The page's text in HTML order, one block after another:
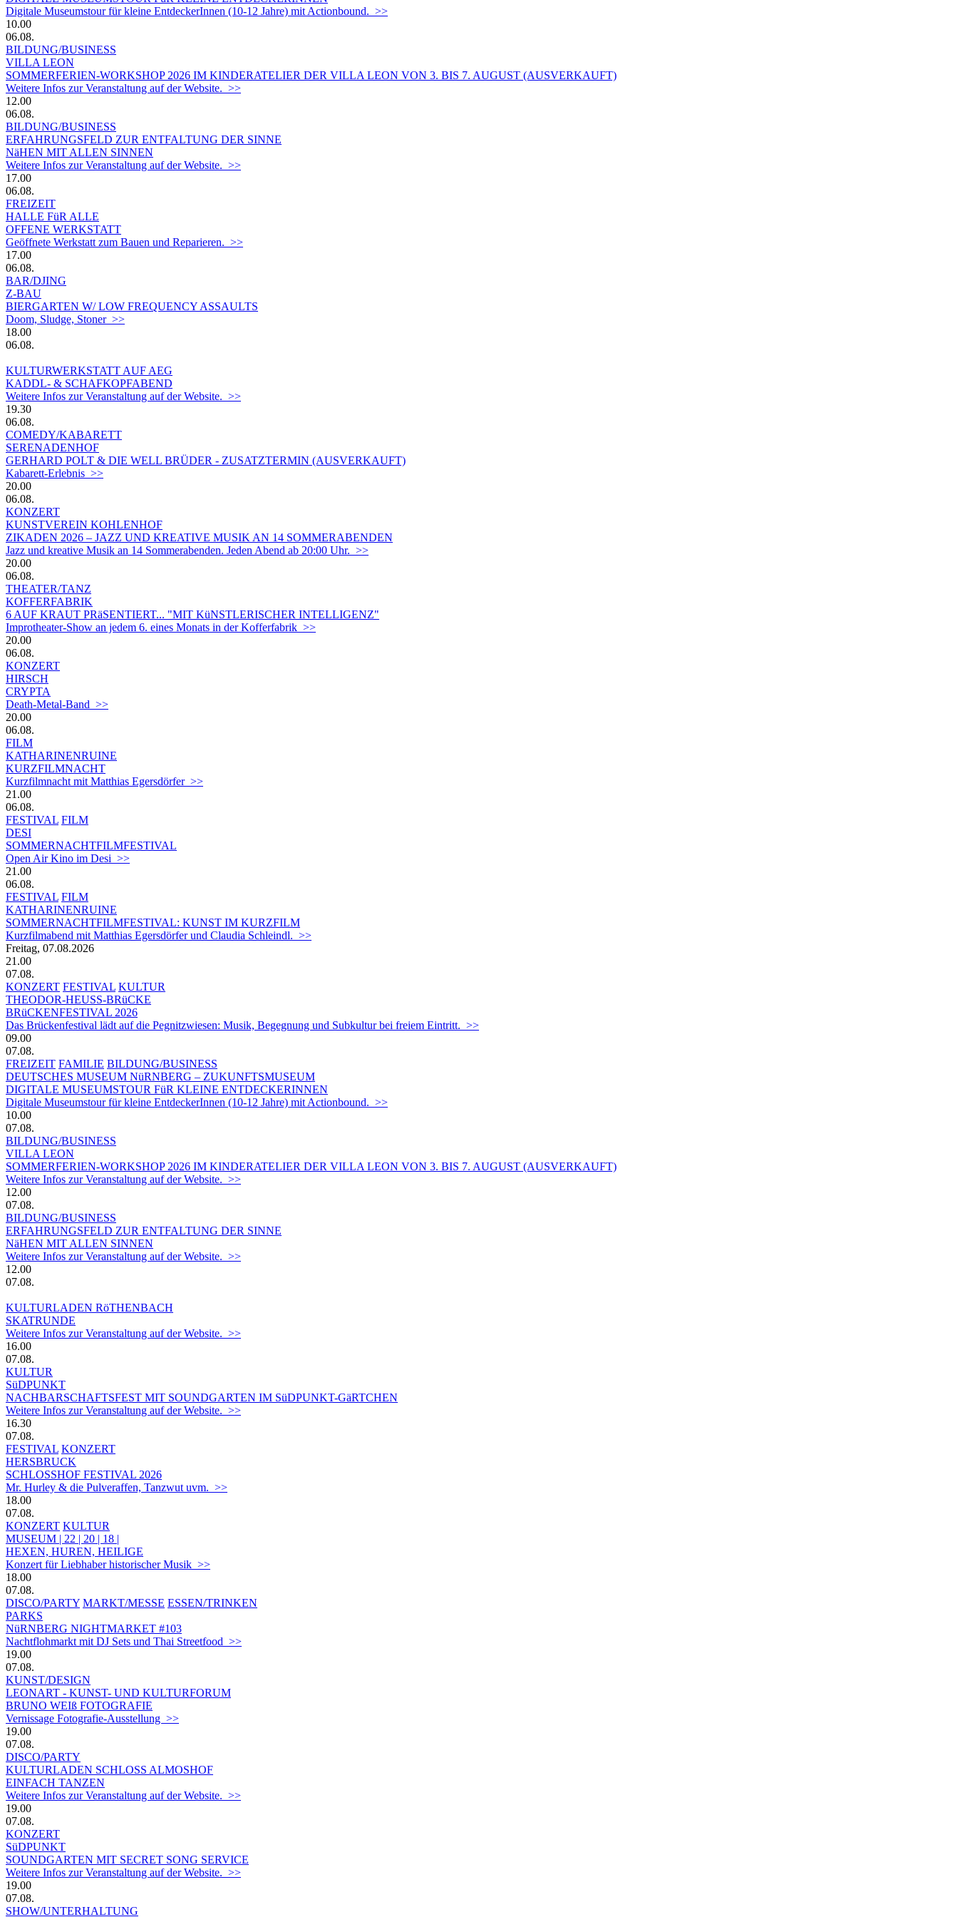
Digitale Museumstour für kleine EntdeckerInnen (10-12 Jahre) mit Actionbound. >>
10.00
06.08.
BILDUNG/BUSINESS
VILLA LEON
SOMMERFERIEN-WORKSHOP 2026 IM KINDERATELIER DER VILLA LEON VON 3. BIS 7. AUGUST (AUSVERKAUFT)
Weitere Infos zur Veranstaltung auf der Website. >>
12.00
06.08.
BILDUNG/BUSINESS
ERFAHRUNGSFELD ZUR ENTFALTUNG DER SINNE
NäHEN MIT ALLEN SINNEN
Weitere Infos zur Veranstaltung auf der Website. >>
17.00
06.08.
FREIZEIT
HALLE FüR ALLE
OFFENE WERKSTATT
Geöffnete Werkstatt zum Bauen und Reparieren. >>
17.00
06.08.
BAR/DJING
Z-BAU
BIERGARTEN W/ LOW FREQUENCY ASSAULTS
Doom, Sludge, Stoner >>
18.00
06.08.
KULTURWERKSTATT AUF AEG
KADDL- & SCHAFKOPFABEND
Weitere Infos zur Veranstaltung auf der Website. >>
19.30
06.08.
COMEDY/KABARETT
SERENADENHOF
GERHARD POLT & DIE WELL BRÜDER - ZUSATZTERMIN (AUSVERKAUFT)
Kabarett-Erlebnis >>
20.00
06.08.
KONZERT
KUNSTVEREIN KOHLENHOF
ZIKADEN 2026 – JAZZ UND KREATIVE MUSIK AN 14 SOMMERABENDEN
Jazz und kreative Musik an 14 Sommerabenden. Jeden Abend ab 20:00 Uhr. >>
20.00
06.08.
THEATER/TANZ
KOFFERFABRIK
6 AUF KRAUT PRäSENTIERT... "MIT KüNSTLERISCHER INTELLIGENZ"
Improtheater-Show an jedem 6. eines Monats in der Kofferfabrik >>
20.00
06.08.
KONZERT
HIRSCH
CRYPTA
Death-Metal-Band >>
20.00
06.08.
FILM
KATHARINENRUINE
KURZFILMNACHT
Kurzfilmnacht mit Matthias Egersdörfer >>
21.00
06.08.
FESTIVAL FILM
DESI
SOMMERNACHTFILMFESTIVAL
Open Air Kino im Desi >>
21.00
06.08.
FESTIVAL FILM
KATHARINENRUINE
SOMMERNACHTFILMFESTIVAL: KUNST IM KURZFILM
Kurzfilmabend mit Matthias Egersdörfer und Claudia Schleindl. >>
Freitag, 07.08.2026
21.00
07.08.
KONZERT FESTIVAL KULTUR
THEODOR-HEUSS-BRüCKE
BRüCKENFESTIVAL 2026
Das Brückenfestival lädt auf die Pegnitzwiesen: Musik, Begegnung und Subkultur bei freiem Eintritt. >>
09.00
07.08.
FREIZEIT FAMILIE BILDUNG/BUSINESS
DEUTSCHES MUSEUM NüRNBERG – ZUKUNFTSMUSEUM
DIGITALE MUSEUMSTOUR FüR KLEINE ENTDECKERINNEN
Digitale Museumstour für kleine EntdeckerInnen (10-12 Jahre) mit Actionbound. >>
10.00
07.08.
BILDUNG/BUSINESS
VILLA LEON
SOMMERFERIEN-WORKSHOP 2026 IM KINDERATELIER DER VILLA LEON VON 3. BIS 7. AUGUST (AUSVERKAUFT)
Weitere Infos zur Veranstaltung auf der Website. >>
12.00
07.08.
BILDUNG/BUSINESS
ERFAHRUNGSFELD ZUR ENTFALTUNG DER SINNE
NäHEN MIT ALLEN SINNEN
Weitere Infos zur Veranstaltung auf der Website. >>
12.00
07.08.
KULTURLADEN RöTHENBACH
SKATRUNDE
Weitere Infos zur Veranstaltung auf der Website. >>
16.00
07.08.
KULTUR
SüDPUNKT
NACHBARSCHAFTSFEST MIT SOUNDGARTEN IM SüDPUNKT-GäRTCHEN
Weitere Infos zur Veranstaltung auf der Website. >>
16.30
07.08.
FESTIVAL KONZERT
HERSBRUCK
SCHLOSSHOF FESTIVAL 2026
Mr. Hurley & die Pulveraffen, Tanzwut uvm. >>
18.00
07.08.
KONZERT KULTUR
MUSEUM | 22 | 20 | 18 |
HEXEN, HUREN, HEILIGE
Konzert für Liebhaber historischer Musik >>
18.00
07.08.
DISCO/PARTY MARKT/MESSE ESSEN/TRINKEN
PARKS
NüRNBERG NIGHTMARKET #103
Nachtflohmarkt mit DJ Sets und Thai Streetfood >>
19.00
07.08.
KUNST/DESIGN
LEONART - KUNST- UND KULTURFORUM
BRUNO WEIß FOTOGRAFIE
Vernissage Fotografie-Ausstellung >>
19.00
07.08.
DISCO/PARTY
KULTURLADEN SCHLOSS ALMOSHOF
EINFACH TANZEN
Weitere Infos zur Veranstaltung auf der Website. >>
19.00
07.08.
KONZERT
SüDPUNKT
SOUNDGARTEN MIT SECRET SONG SERVICE
Weitere Infos zur Veranstaltung auf der Website. >>
19.00
07.08.
SHOW/UNTERHALTUNG